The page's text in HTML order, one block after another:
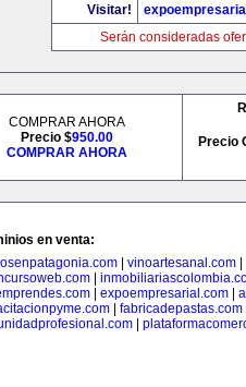
Visitar!
Serán consideradas
COMPRAR AHORA
Precio $950.00
COMPRAR AHORA
Precio
en venta:
| vinoartesanal.com|
expoempresarial.com
fabricadepastas.com
|